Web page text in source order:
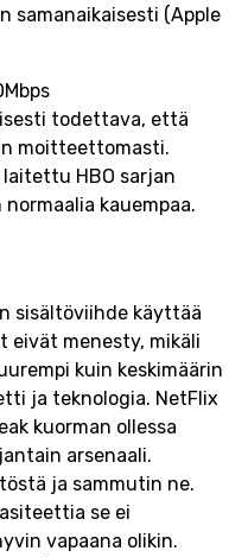
samanaikaisesti (Apple
todettava, että
moitteettomasti.
HBO sarjan
kauempaa.
sisältöviihde käyttää
eivät menesty, mikäli
kuin keskimäärin
ja teknologia. NetFlix
kuorman ollessa
arsenaali.
ja sammutin ne.
se ei
vapaana olikin.